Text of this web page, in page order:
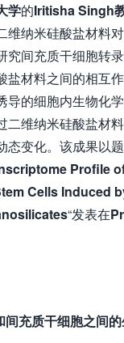
学的Iritisha Singh
维纳米硅酸盐材料
究间充质干细胞转
盐材料之间的相互
的细胞内生物化学
二维纳米硅酸盐材
态变化。该成果以
Profile
Cells Induced
“发表在
间充质干细胞之间